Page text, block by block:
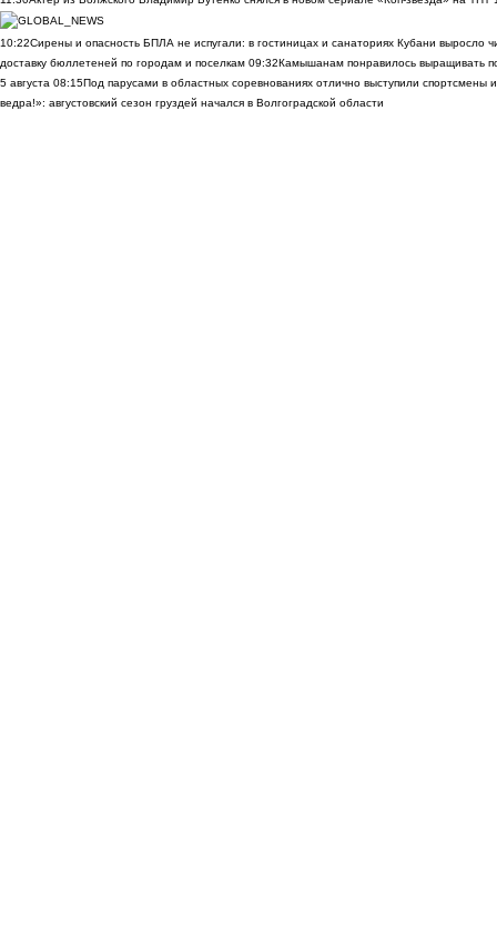
10:22Сирены и опасность БПЛА не испугали: в гостиницах и санаториях Кубани выросло
доставку бюллетеней по городам и поселкам 09:32Камышанам понравилось выращивать
5 августа 08:15Под парусами в областных соревнованиях отлично выступили спортсмены
ведра!»: августовский сезон груздей начался в Волгоградской области